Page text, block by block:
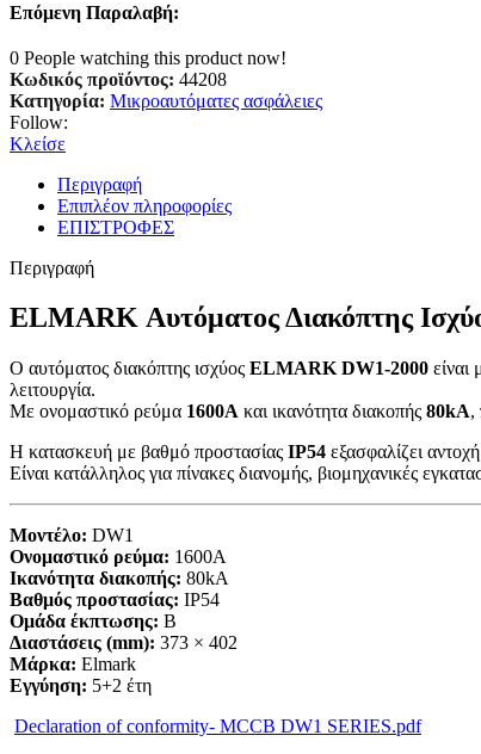
Επόμενη Παραλαβή:
0 People watching this product now!
Κωδικός προϊόντος: 44208
Κατηγορία: Μικροαυτόματες ασφάλειες
Follow:
Κλείσε
Περιγραφή
Επιπλέον πληροφορίες
ΕΠΙΣΤΡΟΦΕΣ
Περιγραφή
ELMARK Αυτόματος Διακόπτης
Ο αυτόματος διακόπτης ισχύος ELMARK DW1-2000 είναι
λειτουργία.
Με ονομαστικό ρεύμα 1600A και ικανότητα διακοπής 80kA,
Η κατασκευή με βαθμό προστασίας IP54 εξασφαλίζει
Είναι κατάλληλος για πίνακες διανομής, βιομηχανικές
Μοντέλο: DW1
Ονομαστικό ρεύμα: 1600A
Ικανότητα διακοπής: 80kA
Βαθμός προστασίας: IP54
Ομάδα έκπτωσης: B
Διαστάσεις (mm): 373 × 402
Μάρκα: Elmark
Εγγύηση: 5+2 έτη
Declaration of conformity- MCCB DW1 SERIES.pdf